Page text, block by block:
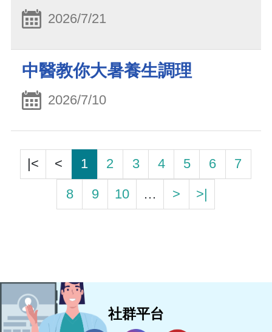
2026/7/21
中醫教你大暑養生調理
2026/7/10
|< < 1 2 3 4 5 6
7
8
9 10 … > >|
社群平台